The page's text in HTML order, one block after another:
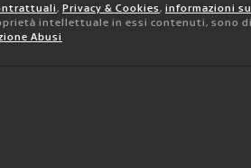
, Privacy & Cookies, informazioni
intellettuale in essi contenuti, sono
Abusi